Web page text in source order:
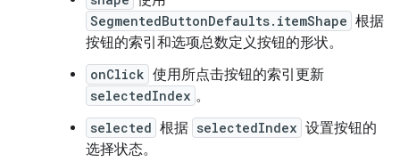
SegmentedButtonDefaults.itemShape 根据
按钮的索引和选项总数定义按钮的形状。
onClick 使用所点击按钮的索引更新
selectedIndex 。
selected 根据 selectedIndex 设置按钮的
选择状态。